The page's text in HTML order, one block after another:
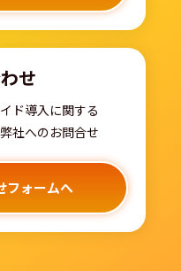
せ
ド導入に関する
社へのお問合せ
フォームへ